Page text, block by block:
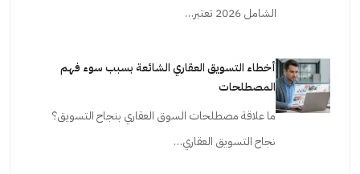
الشامل 2026 تعتبر…
أخطاء التسويق العقاري الشائعة بسبب سوء فهم
المصطلحات
ما علاقة مصطلحات السوق العقاري بنجاح التسويق؟
نجاح التسويق العقاري…